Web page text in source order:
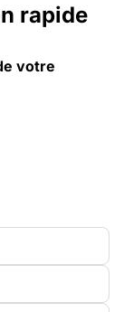
rapide
votre